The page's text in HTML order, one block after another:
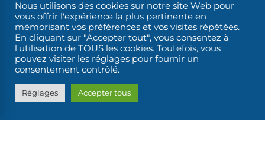
Nous utilisons des cookies sur notre site Web pour
vous offrir l'expérience la plus pertinente en
mémorisant vos préférences et vos visites répétées.
En cliquant sur "Accepter tout", vous consentez à
l'utilisation de TOUS les cookies. Toutefois, vous
pouvez visiter les réglages pour fournir un
consentement contrôlé.
Réglages Accepter tous